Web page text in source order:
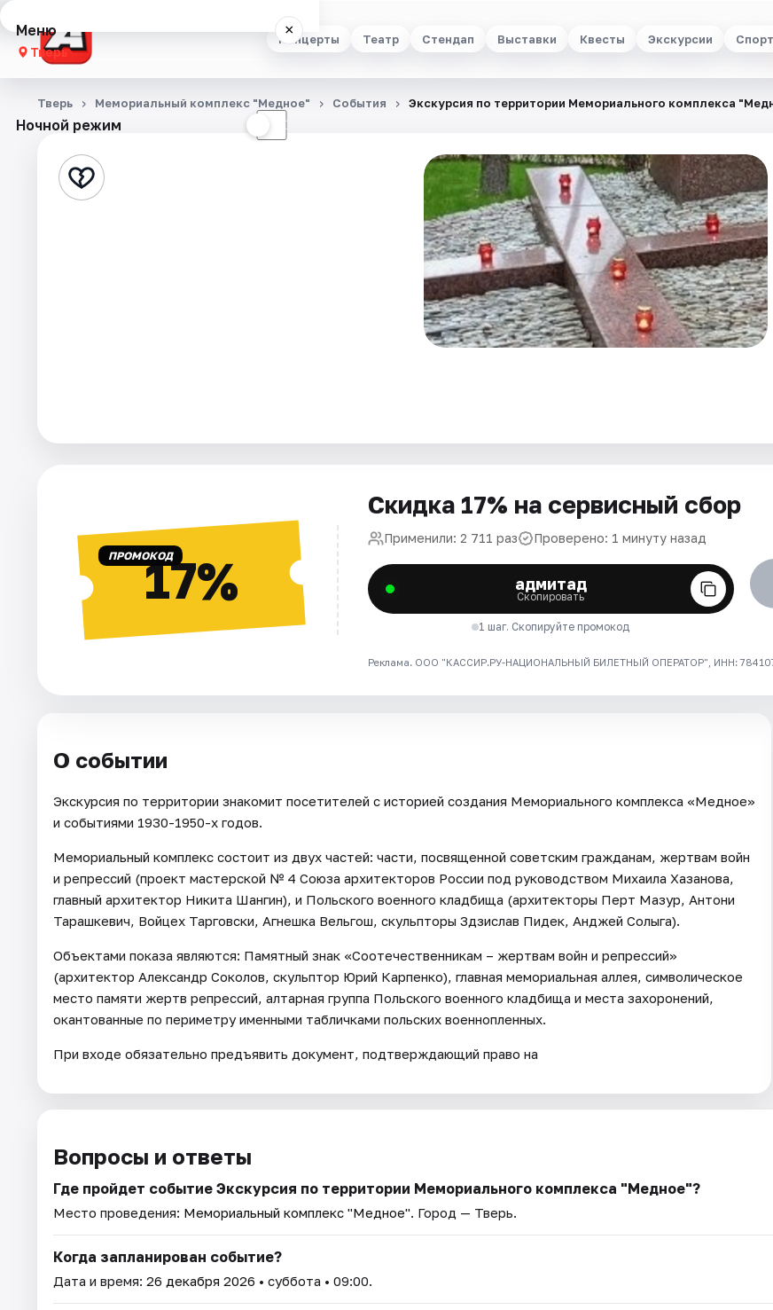
Концерты Театр Стендап Выставки Квесты Экскурсии Спорт
Меню ×
Тверь
Концерты
Стендап
Города
Рейтинги
Ночной режим ☾
Тверь Мемориальный комплекс "Медное" События Экскурсия по территории Мемориального комплекса
ПРОМОКОД17%
Скидка 17% на сервисный сбор
Применили: 2 711 раз Проверено: 1 минуту назад
адмитад
Скопировать
1 шаг. Скопируйте промокод
Реклама. ООО "КАССИР.РУ-НАЦИОНАЛЬНЫЙ БИЛЕТНЫЙ ОПЕРАТОР", ИНН:
О событии
Экскурсия по территории знакомит посетителей с историей создания Мемориального комплекса «Медное»
и событиями 1930-1950-х годов.
Мемориальный комплекс состоит из двух частей: части, посвященной советским гражданам, жертвам войн
и репрессий (проект мастерской № 4 Союза архитекторов России под руководством Михаила Хазанова,
главный архитектор Никита Шангин), и Польского военного кладбища (архитекторы Перт Мазур, Антони
Тарашкевич, Войцех Тарговски, Агнешка Вельгош, скульпторы Здзислав Пидек, Анджей Солыга).
Объектами показа являются: Памятный знак «Соотечественникам – жертвам войн и репрессий»
(архитектор Александр Соколов, скульптор Юрий Карпенко), главная мемориальная аллея, символическое
место памяти жертв репрессий, алтарная группа Польского военного кладбища и места захоронений,
окантованные по периметру именными табличками польских военнопленных.
При входе обязательно предъявить документ, подтверждающий право на
Вопросы и ответы
Где пройдет событие Экскурсия по территории Мемориального комплекса "Медное"?
Место проведения: Мемориальный комплекс "Медное". Город — Тверь.
Когда запланирован событие?
Дата и время: 26 декабря 2026 • суббота • 09:00.